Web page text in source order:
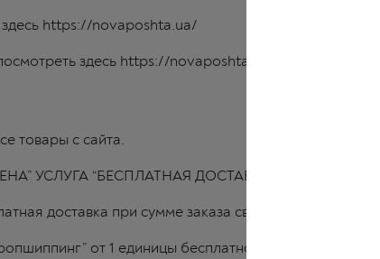
https://novaposhta.ua/
здесь https://novaposhta.ua/office/list
товары с сайта.
УСЛУГА “БЕСПЛАТНАЯ ДОСТАВКА” НЕ
доставка при сумме заказа свыше 3000 грн.
от 1 единицы бесплатной доставки